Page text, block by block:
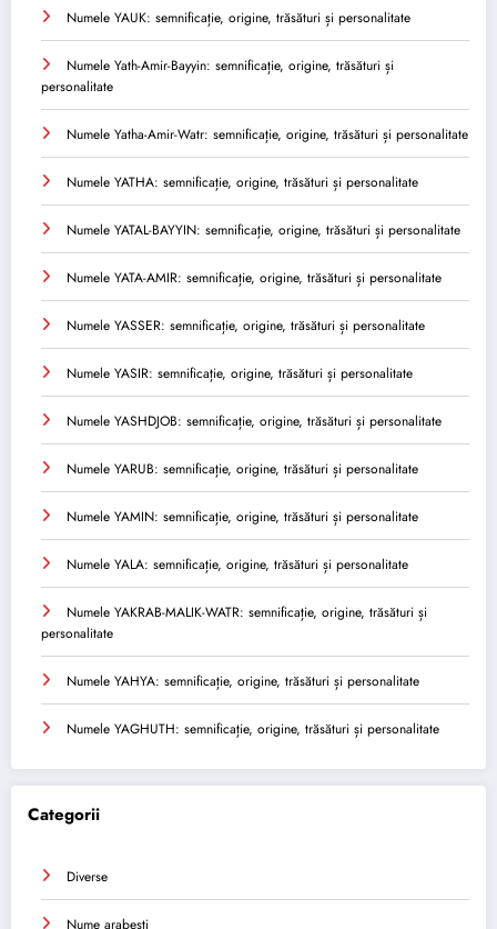
Numele YAUK: semnificație, origine, trăsături și personalitate
Numele Yath-Amir-Bayyin: semnificație, origine, trăsături și
personalitate
Numele Yatha-Amir-Watr: semnificație, origine, trăsături și personalitate
Numele YATHA: semnificație, origine, trăsături și personalitate
Numele YATAL-BAYYIN: semnificație, origine, trăsături și personalitate
Numele YATA-AMIR: semnificație, origine, trăsături și personalitate
Numele YASSER: semnificație, origine, trăsături și personalitate
Numele YASIR: semnificație, origine, trăsături și personalitate
Numele YASHDJOB: semnificație, origine, trăsături și personalitate
Numele YARUB: semnificație, origine, trăsături și personalitate
Numele YAMIN: semnificație, origine, trăsături și personalitate
Numele YALA: semnificație, origine, trăsături și personalitate
Numele YAKRAB-MALIK-WATR: semnificație, origine, trăsături și
personalitate
Numele YAHYA: semnificație, origine, trăsături și personalitate
Numele YAGHUTH: semnificație, origine, trăsături și personalitate
Categorii
Diverse
Nume arabesti